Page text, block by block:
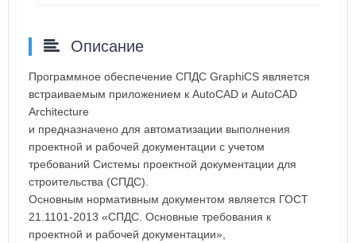
Описание
Программное обеспечение СПДС GraphiCS является
встраиваемым приложением к AutoCAD и AutoCAD
Architecture
и предназначено для автоматизации выполнения
проектной и рабочей документации с учетом
требований Системы проектной документации для
строительства (СПДС).
Основным нормативным документом является ГОСТ
21.1101-2013 «СПДС. Основные требования к
проектной и рабочей документации»,